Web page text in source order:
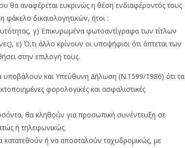
θα αναφέρεται ευκρινώς η θέση ενδιαφέροντός τους
δικαιολογητικών, ήτοι :
γ) Επικυρωµένα φωτοαντίγραφα των τίτλων
ε) Ό,τι άλλο κρίνουν οι υποψήφιοι ότι άπτεται των
στην επιλογή τους.
υποβάλουν και Υπεύθυνη ∆ήλωση (Ν.1599/1986) ότι τα
φορολογικές και ασφαλιστικές
θα κληθούν για προσωπική συνέντευξη σε
ή τηλεφωνικώς.
κατατεθούν ή να αποσταλούν ταχυδροµικώς, µε